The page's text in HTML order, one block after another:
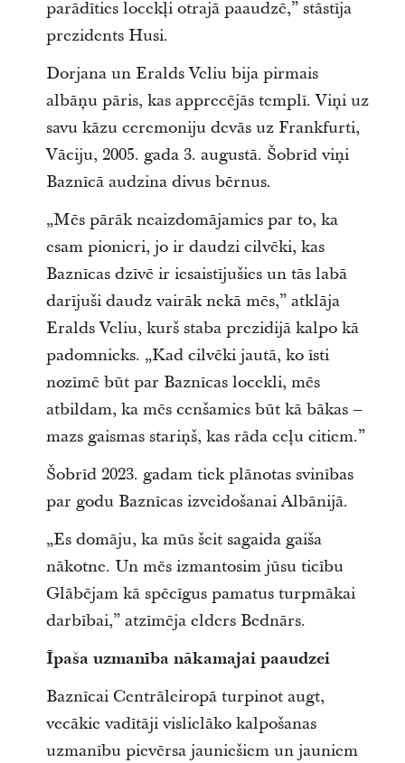
parādīties locekļi otrajā paaudzē,” stāstīja
prezidents Husi.
Dorjana un Eralds Veliu bija pirmais
albāņu pāris, kas apprecējās templī. Viņi uz
savu kāzu ceremoniju devās uz Frankfurti,
Vāciju, 2005. gada 3. augustā. Šobrīd viņi
Baznīcā audzina divus bērnus.
„Mēs pārāk neaizdomājamies par to, ka
esam pionieri, jo ir daudzi cilvēki, kas
Baznīcas dzīvē ir iesaistījušies un tās labā
darījuši daudz vairāk nekā mēs,” atklāja
Eralds Veliu, kurš staba prezidijā kalpo kā
padomnieks. „Kad cilvēki jautā, ko īsti
nozīmē būt par Baznīcas locekli, mēs
atbildam, ka mēs cenšamies būt kā bākas –
mazs gaismas stariņš, kas rāda ceļu citiem.”
Šobrīd 2023. gadam tiek plānotas svinības
par godu Baznīcas izveidošanai Albānijā.
„Es domāju, ka mūs šeit sagaida gaiša
nākotne. Un mēs izmantosim jūsu ticību
Glābējam kā spēcīgus pamatus turpmākai
darbībai,” atzīmēja elders Bednārs.
Īpaša uzmanība nākamajai paaudzei
Baznīcai Centrāleiropā turpinot augt,
vecākie vadītāji vislielāko kalpošanas
uzmanību pievērsa jauniešiem un jauniem